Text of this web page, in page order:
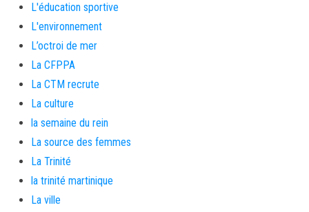
L'éducation sportive
L'environnement
L’octroi de mer
La CFPPA
La CTM recrute
La culture
la semaine du rein
La source des femmes
La Trinité
la trinité martinique
La ville